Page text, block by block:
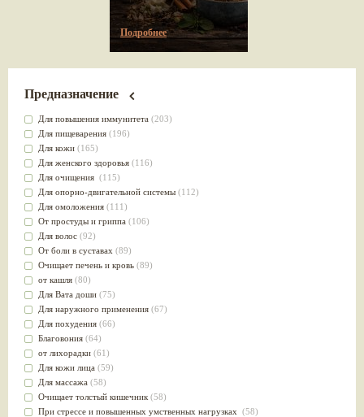
Подробнее
Предназначение
Для повышения иммунитета (203)
Для пищеварения (196)
Для кожи (165)
Для женского здоровья (116)
Для очищения (115)
Для опорно-двигательной системы (112)
Для омоложения (111)
От простуды и гриппа (106)
Для волос (92)
От боли в суставах (89)
Очищает печень и кровь (89)
от кашля (80)
Для Вата доши (75)
Для наружного применения (67)
Для похудения (66)
Благовония (64)
от лихорадки (61)
Для кожи лица (59)
Для массажа (58)
Очищает толстый кишечник (58)
При стрессе и повышенных умственных нагрузках (58)